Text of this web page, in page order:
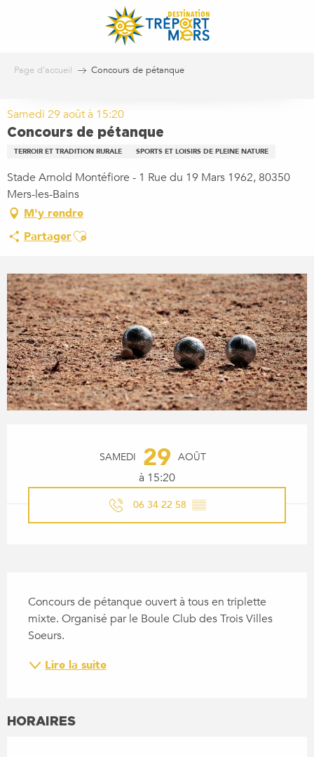
Page d’accueil Concours de pétanque
Samedi 29 août à 15:20
Concours de pétanque
TERROIR ET TRADITION RURALE SPORTS ET LOISIRS DE PLEINE NATURE
Stade Arnold Montéfiore - 1 Rue du 19 Mars 1962, 80350
Mers-les-Bains
M'y rendre
PartagerAjouter aux favoris
SAMEDI 29 AOÛT
à 15:20
06 34 22 58 ▒▒
Concours de pétanque ouvert à tous en triplette
mixte. Organisé par le Boule Club des Trois Villes
Soeurs.
Lire la suite
HORAIRES